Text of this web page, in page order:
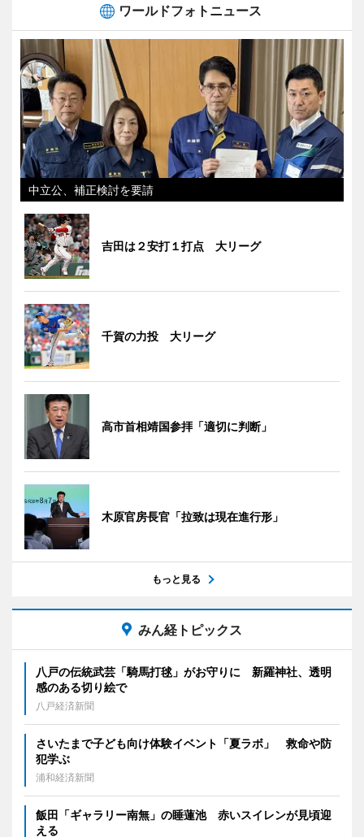
ワールドフォトニュース
中立公、補正検討を要請
吉田は２安打１打点 大リーグ
千賀の力投 大リーグ
高市首相靖国参拝「適切に判断」
木原官房長官「拉致は現在進行形」
もっと見る
みん経トピックス
八戸の伝統武芸「騎馬打毬」がお守りに 新羅神社、透明
感のある切り絵で
八戸経済新聞
さいたまで子ども向け体験イベント「夏ラボ」 救命や防
犯学ぶ
浦和経済新聞
飯田「ギャラリー南無」の睡蓮池 赤いスイレンが見頃迎
える